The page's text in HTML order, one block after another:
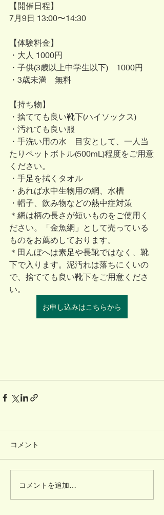
【開催日程】
7月9日 13:00〜14:30
【体験料金】
・大人 1000円
・子供(3歳以上中学生以下)　1000円
・3歳未満　無料
【持ち物】
・捨てても良い靴下(ハイソックス)
・汚れても良い服
・手洗い用の水　目安として、一人当
たりペットボトル(500mL)程度をご用意
ください。
・手足を拭くタオル
・あれば水中生物用の網、水槽
・帽子、飲み物などの熱中症対策
＊網は柄の長さが短いものをご使用く
ださい。「金魚網」として売っている
ものをお薦めしております。
＊田んぼへは素足や長靴ではなく、靴
下で入ります。泥汚れは落ちにくいの
で、捨てても良い靴下をご用意くださ
い。
お申し込みはこちらから
コメント
コメントを追加…